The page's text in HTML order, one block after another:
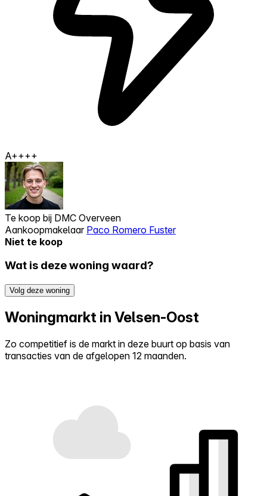
A++++
Te koop bij DMC Overveen
Aankoopmakelaar Paco Romero Fuster
Niet te koop
Wat is deze woning waard?
Volg deze woning
Woningmarkt in Velsen-Oost
Zo competitief is de markt in deze buurt op basis van
transacties van de afgelopen 12 maanden.